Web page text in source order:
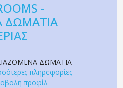
-
ΔΩΜΑΤΙΑ
ΔΩΜΑΤΙΑ
πληροφορίες
προφίλ